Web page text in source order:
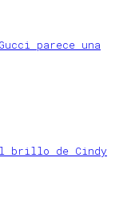
parece una
brillo de Cindy